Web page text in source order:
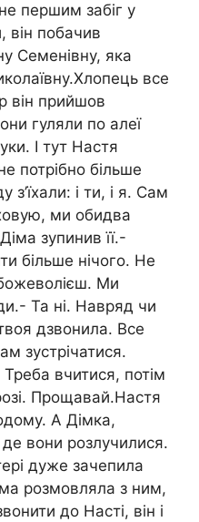
першим забіг у
він побачив
Семенівну, яка
все
він прийшов
гуляли по алеї
І тут Настя
потрібно більше
з’їхали: і ти, і я. Сам
ми обидва
зупинив її.-
більше нічого. Не
Ми
Та ні. Навряд чи
дзвонила. Все
зустрічатися.
вчитися, потім
Прощавай.Настя
А Дімка,
вони розлучилися.
дуже зачепила
розмовляла з ним,
до Насті, він і